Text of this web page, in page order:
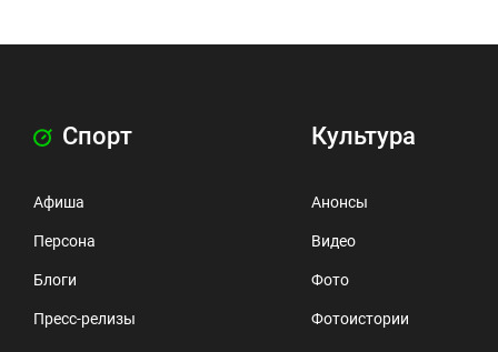
Спорт
Афиша
Персона
Блоги
Пресс-релизы
Культура
Анонсы
Видео
Фото
Фотоистории